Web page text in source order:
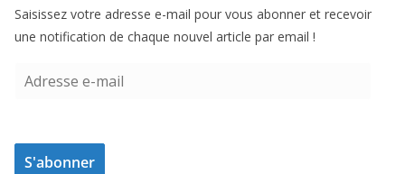
Saisissez votre adresse e-mail pour vous abonner et recevoir
une notification de chaque nouvel article par email !
e
S'abonner